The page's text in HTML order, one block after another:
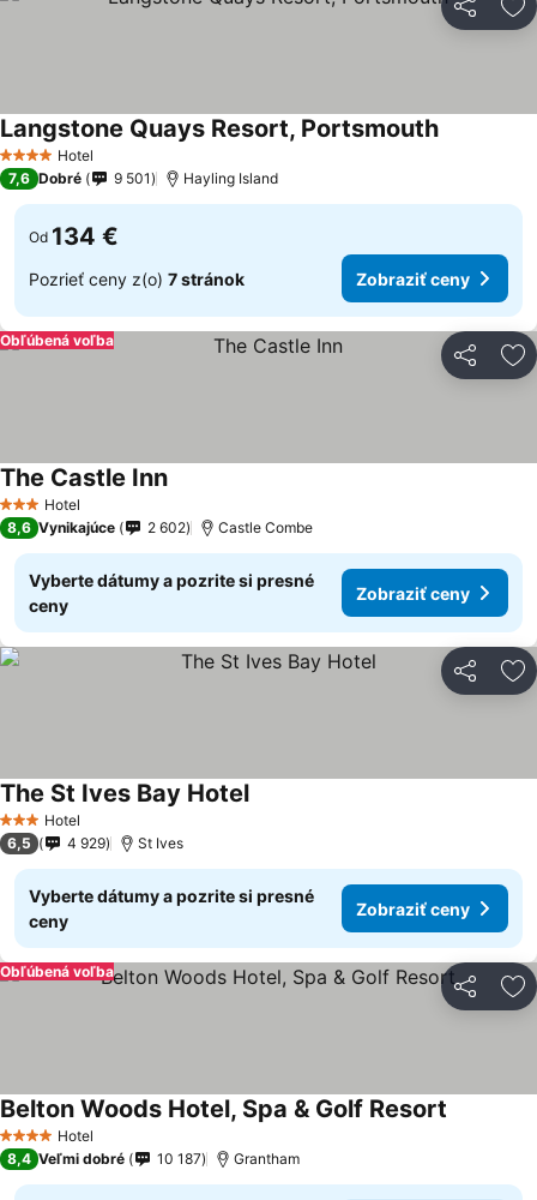
Zdieľať
4 Počet hviezdičiek
Hotel
Langstone Quays Resort, PortsmouthZobraziť
7,6 Dobré 9 501 Hayling Island
Od 134 €
Pozrieť ceny z(o) 7 stránok Zobraziť ceny
Zdieľať
Obľúbená voľba
3 Počet hviezdičiek
Hotel
The Castle InnZobraziť ceny
8,6 Vynikajúce 2 602 Castle Combe
Vyberte dátumy a pozrite si presné
ceny
Zobraziť ceny
Zdieľať
3 Počet hviezdičiek
Hotel
The St Ives Bay HotelZobraziť ceny
6,5 4 929 St Ives
Vyberte dátumy a pozrite si presné
ceny
Zobraziť ceny
Zdieľať
Obľúbená voľba
4 Počet hviezdičiek
Hotel
Belton Woods Hotel, Spa & Golf Resort
8,4 Veľmi dobré 10 187 Grantham